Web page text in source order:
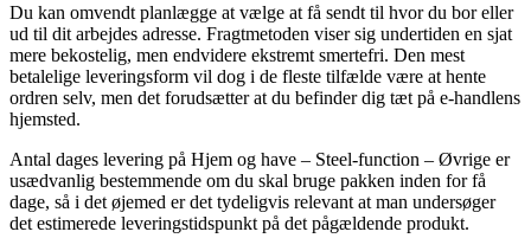
Du kan omvendt planlægge at vælge at få sendt til hvor du bor eller
ud til dit arbejdes adresse. Fragtmetoden viser sig undertiden en sjat
mere bekostelig, men endvidere ekstremt smertefri. Den mest
betalelige leveringsform vil dog i de fleste tilfælde være at hente
ordren selv, men det forudsætter at du befinder dig tæt på e-handlens
hjemsted.
Antal dages levering på Hjem og have – Steel-function – Øvrige er
usædvanlig bestemmende om du skal bruge pakken inden for få
dage, så i det øjemed er det tydeligvis relevant at man undersøger
det estimerede leveringstidspunkt på det pågældende produkt.